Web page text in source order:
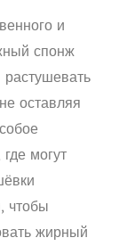
и
спонж
оставляя
могут
чтобы
жирный